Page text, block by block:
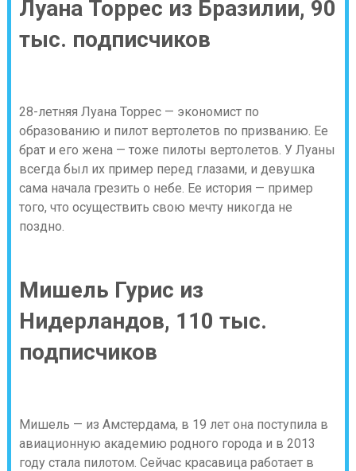
Луана Торрес из Бразилии, 90
тыс. подписчиков
28-летняя Луана Торрес — экономист по
образованию и пилот вертолетов по призванию. Ее
брат и его жена — тоже пилоты вертолетов. У Луаны
всегда был их пример перед глазами, и девушка
сама начала грезить о небе. Ее история — пример
того, что осуществить свою мечту никогда не
поздно.
Мишель Гурис из
Нидерландов, 110 тыс.
подписчиков
Мишель — из Амстердама, в 19 лет она поступила в
авиационную академию родного города и в 2013
году стала пилотом. Сейчас красавица работает в